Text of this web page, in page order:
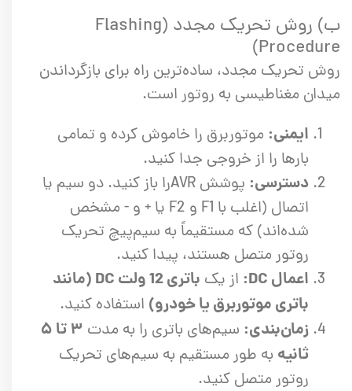
ب) روش تحریک مجدد (Flashing
Procedure)
روش تحریک مجدد، ساده‌ترین راه برای بازگرداندن
میدان مغناطیسی به روتور است.
ایمنی: موتوربرق را خاموش کرده و تمامی
بارها را از خروجی جدا کنید.
دسترسی:
پوشش AVRرا باز کنید. دو سیم یا
اتصال (اغلب با F1 و F2 یا + و - مشخص
شده‌اند) که مستقیماً به سیم‌پیچ تحریک
روتور متصل هستند، پیدا کنید.
اعمال DC: از یک
باتری 12 ولت DC (مانند
باتری موتوربرق یا خودرو) استفاده کنید.
زمان‌بندی: سیم‌های باتری را به مدت
۳ تا ۵
ثانیه به طور مستقیم به سیم‌های تحریک
روتور متصل کنید.